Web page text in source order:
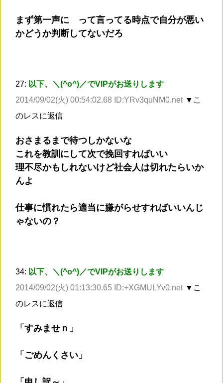
まず第一声に って言ってる時点で自分が悪い
かどうか判断してないだろ
27: 以下、＼(^o^)／でVIPがお送りします
2014/09/02(火) 00:54:02.68 ID:YRv3quNM0.net ▼こ
のレスに返信
おさまるまで待つしかないな
これを教訓にして次で挽回すればいい
理不尽かもしれないけど社会人は切れたらいか
んよ
仕事に慣れたら適当に嫌がらせすればいいんじ
ゃないの？
34: 以下、＼(^o^)／でVIPがお送りします
2014/09/02(火) 01:13:30.65 ID:+XGMULYv0.net ▼こ
のレスに返信
「すみませｎ」
「ごめんくさい」